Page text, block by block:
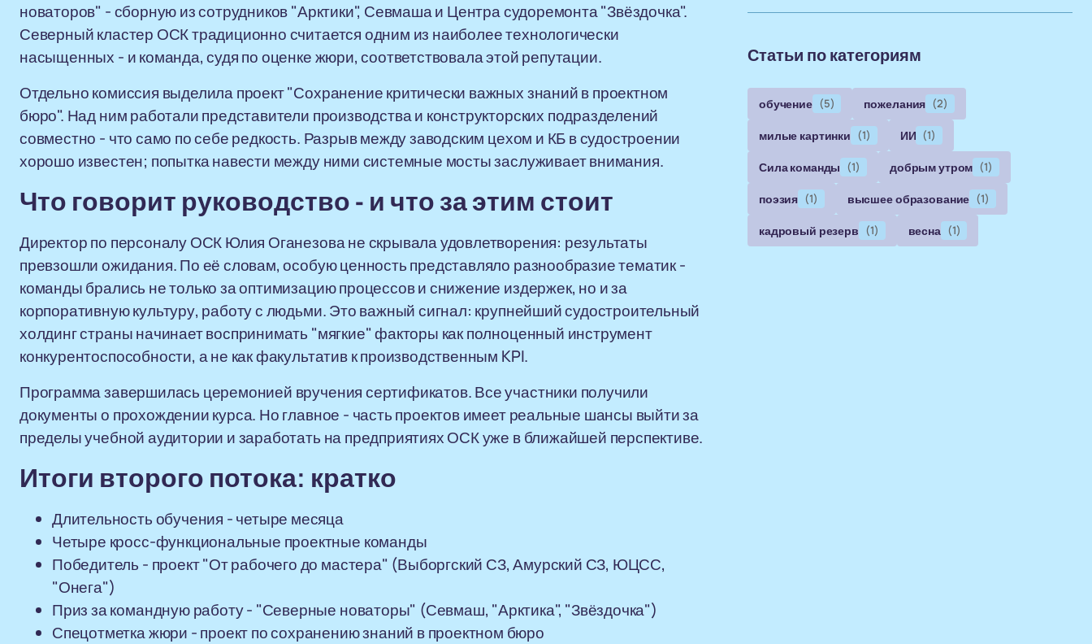
новаторов" - сборную из сотрудников "Арктики", Севмаша и Центра судоремонта "Звёздочка".
Северный кластер ОСК традиционно считается одним из наиболее технологически
насыщенных - и команда, судя по оценке жюри, соответствовала этой репутации.
Отдельно комиссия выделила проект "Сохранение критически важных знаний в проектном
бюро". Над ним работали представители производства и конструкторских подразделений
совместно - что само по себе редкость. Разрыв между заводским цехом и КБ в судостроении
хорошо известен; попытка навести между ними системные мосты заслуживает внимания.
Что говорит руководство - и что за этим стоит
Директор по персоналу ОСК Юлия Оганезова не скрывала удовлетворения: результаты
превзошли ожидания. По её словам, особую ценность представляло разнообразие тематик -
команды брались не только за оптимизацию процессов и снижение издержек, но и за
корпоративную культуру, работу с людьми. Это важный сигнал: крупнейший судостроительный
холдинг страны начинает воспринимать "мягкие" факторы как полноценный инструмент
конкурентоспособности, а не как факультатив к производственным KPI.
Программа завершилась церемонией вручения сертификатов. Все участники получили
документы о прохождении курса. Но главное - часть проектов имеет реальные шансы выйти за
пределы учебной аудитории и заработать на предприятиях ОСК уже в ближайшей перспективе.
Итоги второго потока: кратко
Длительность обучения - четыре месяца
Четыре кросс-функциональные проектные команды
Победитель - проект "От рабочего до мастера" (Выборгский СЗ, Амурский СЗ, ЮЦСС,
"Онега")
Приз за командную работу - "Северные новаторы" (Севмаш, "Арктика", "Звёздочка")
Спецотметка жюри - проект по сохранению знаний в проектном бюро
Статьи по категориям
обучение (5) пожелания (2)
милые картинки (1) ИИ (1)
Сила команды (1) добрым утром (1)
поэзия (1) высшее образование (1)
кадровый резерв (1) весна (1)